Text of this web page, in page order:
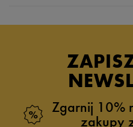
Zgarnij 10%
zakupy